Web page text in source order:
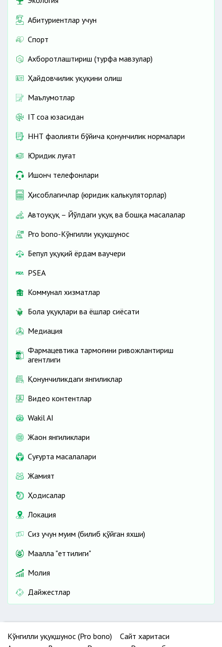
Абитуриентлар учун
Спорт
Ахборотлаштириш (турфа мавзулар)
Ҳайдовчилик ҳуқуқини олиш
Маълумотлар
IT соҳа юзасидан
ННТ фаолияти бўйича қонунчилик нормалари
Юридик луғат
Ишонч телефонлари
Ҳисоблагичлар (юридик калькуляторлар)
Автоҳуқуқ – Йўлдаги ҳуқуқ ва бошқа масалалар
Pro bono-Кўнгилли ҳуқуқшунос
Бепул ҳуқуқий ёрдам ваучери
PSEA
Коммунал хизматлар
Бола ҳуқуқлари ва ёшлар сиёсати
Медиация
Фармацевтика тармоғини ривожлантириш
агентлиги
Қонунчиликдаги янгиликлар
Видео контентлар
Wakil AI
Жаҳон янгиликлари
Cуғурта масалалари
Жамият
Ҳодисалар
Локация
Сиз учун муҳим (билиб қўйган яхши)
Маҳалла "еттилиги"
Молия
Дайжестлар
Кўнгилли ҳуқуқшунос (Pro bono)
Сайт харитаси